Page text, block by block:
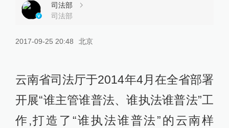
司法部
司法部
2017-09-25 20:48 北京
云南省司法厅于2014年4月在全省部署
开展“谁主管谁普法、谁执法谁普法”工
作,打造了“谁执法谁普法”的云南样